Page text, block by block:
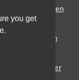
Touring-Reifen
für den urbanen
Optik mit solider
you get